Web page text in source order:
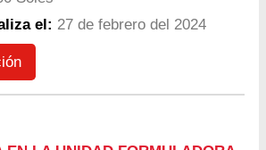
el: 27 de febrero del 2024